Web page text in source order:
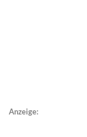
Anzeige: